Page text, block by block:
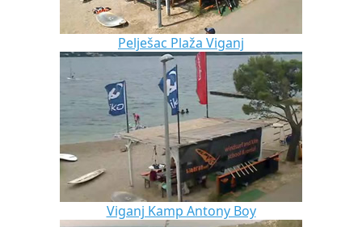
Pelješac Plaža Viganj
Viganj Kamp Antony Boy